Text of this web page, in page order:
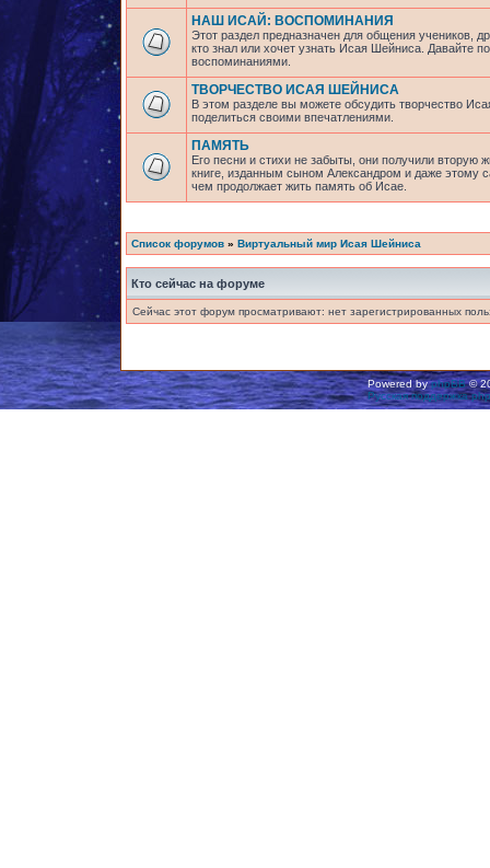
НАШ ИСАЙ: ВОСПОМИНАНИЯ
Этот раздел предназначен для общения учеников,
кто знал или хочет узнать Исая Шейниса. Давайте
воспоминаниями.
ТВОРЧЕСТВО ИСАЯ ШЕЙНИСА
В этом разделе вы можете обсудить творчество
поделиться своими впечатлениями.
ПАМЯТЬ
Его песни и стихи не забыты, они получили вторую
книге, изданным сыном Александром и даже этому
чем продолжает жить память об Исае.
Список форумов » Виртуальный мир Исая Шейниса
Кто сейчас на форуме
Сейчас этот форум просматривают: нет зарегистрированных
Powered byphpBB©
Русская поддержка